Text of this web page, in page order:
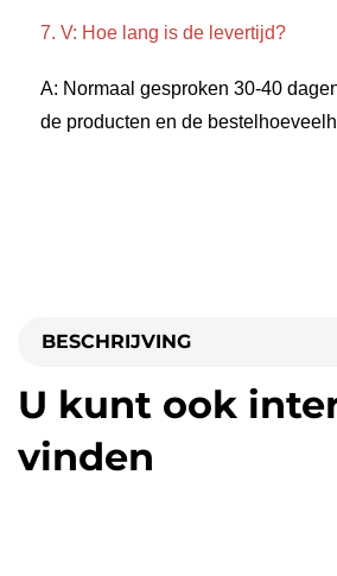
7. V: Hoe lang is de levertijd?
A: Normaal gesproken 30-40
de producten en de
BESCHRIJVING
U kunt ook
vinden